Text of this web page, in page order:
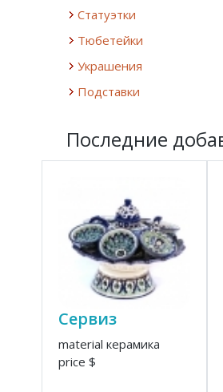
Статуэтки
Тюбетейки
Украшения
Подставки
Последние
Сервиз
material керамика
price $